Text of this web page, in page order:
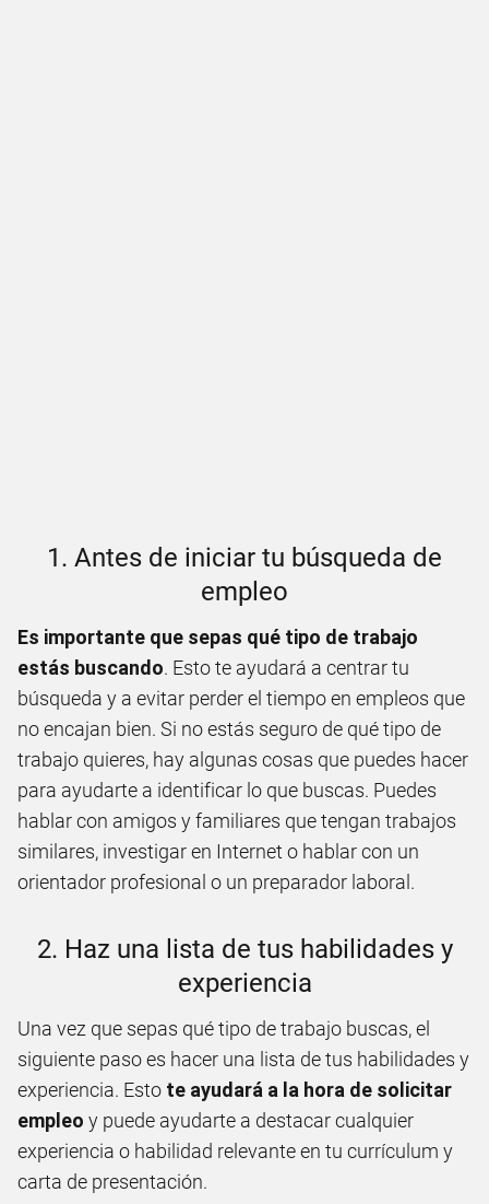
1. Antes de iniciar tu búsqueda de
empleo
Es importante que sepas qué tipo de trabajo
estás buscando. Esto te ayudará a centrar tu
búsqueda y a evitar perder el tiempo en empleos que
no encajan bien. Si no estás seguro de qué tipo de
trabajo quieres, hay algunas cosas que puedes hacer
para ayudarte a identificar lo que buscas. Puedes
hablar con amigos y familiares que tengan trabajos
similares, investigar en Internet o hablar con un
orientador profesional o un preparador laboral.
2. Haz una lista de tus habilidades y
experiencia
Una vez que sepas qué tipo de trabajo buscas, el
siguiente paso es hacer una lista de tus habilidades y
experiencia. Esto te ayudará a la hora de solicitar
empleo y puede ayudarte a destacar cualquier
experiencia o habilidad relevante en tu currículum y
carta de presentación.